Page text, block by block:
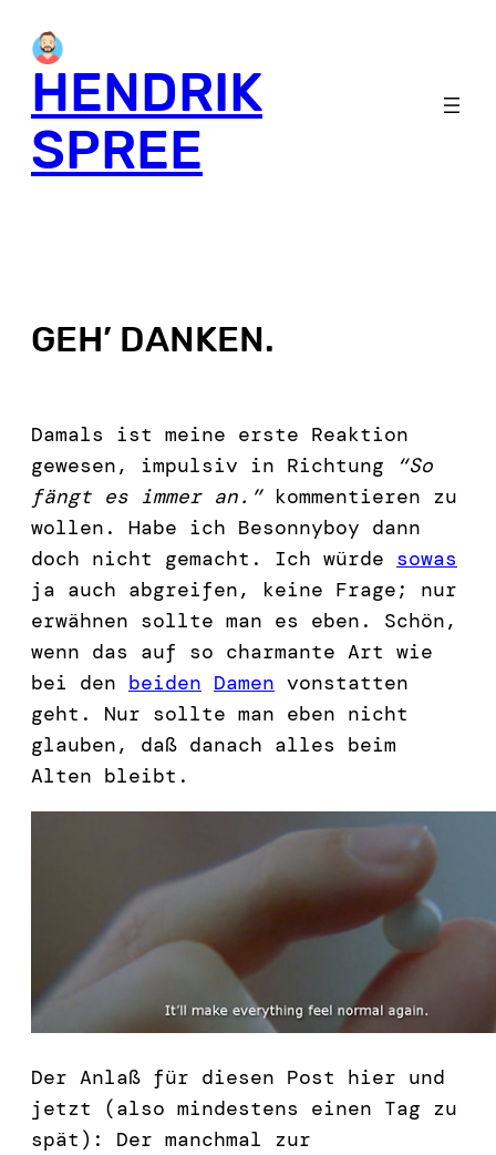
HENDRIK
SPREE
GEH’ DANKEN.
Damals ist meine erste Reaktion
gewesen, impulsiv in Richtung
“So
fängt es immer an.”kommentieren zu
wollen. Habe ich Besonnyboy dann
doch nicht gemacht. Ich würde sowas
ja auch abgreifen, keine Frage; nur
erwähnen sollte man es eben. Schön,
wenn das auf so charmante Art wie
bei den beiden Damen vonstatten
geht. Nur sollte man eben nicht
glauben, daß danach alles beim
Alten bleibt.
Der Anlaß für diesen Post hier und
jetzt (also mindestens einen Tag zu
spät): Der manchmal zur